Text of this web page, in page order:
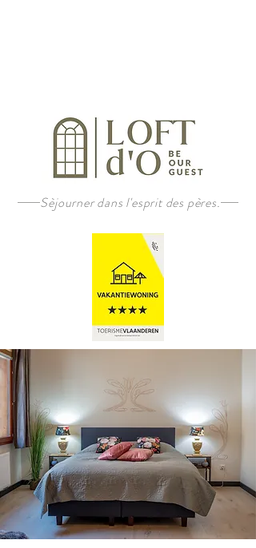
Sèjourner dans l'esprit des pères.